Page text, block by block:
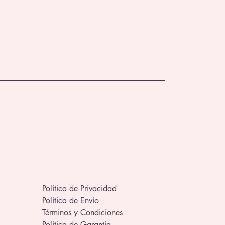
Política de Privacidad
Política de Envío
Términos y Condiciones